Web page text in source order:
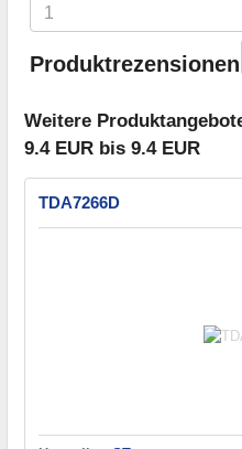
Produktrezensionen
Weitere
9.4 EUR bis 9.4 EUR
TDA7266D